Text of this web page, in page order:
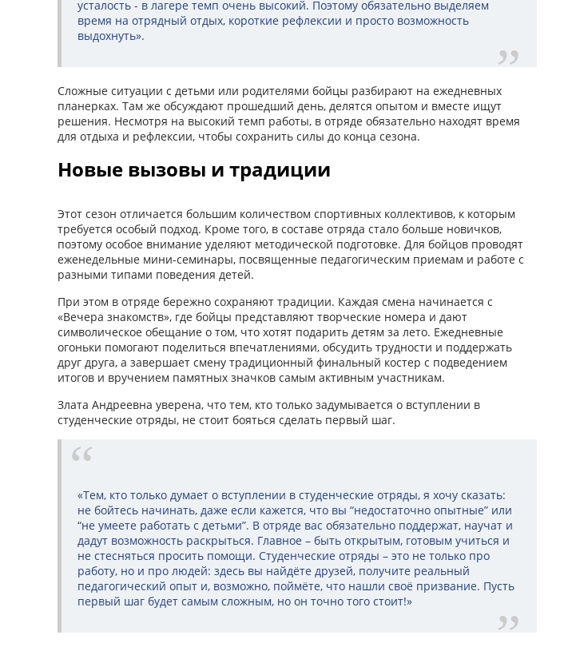
усталость - в лагере темп очень высокий. Поэтому обязательно выделяем
время на отрядный отдых, короткие рефлексии и просто возможность
выдохнуть».
Сложные ситуации с детьми или родителями бойцы разбирают на ежедневных
планерках. Там же обсуждают прошедший день, делятся опытом и вместе ищут
решения. Несмотря на высокий темп работы, в отряде обязательно находят время
для отдыха и рефлексии, чтобы сохранить силы до конца сезона.
Новые вызовы и традиции
Этот сезон отличается большим количеством спортивных коллективов, к которым
требуется особый подход. Кроме того, в составе отряда стало больше новичков,
поэтому особое внимание уделяют методической подготовке. Для бойцов проводят
еженедельные мини-семинары, посвященные педагогическим приемам и работе с
разными типами поведения детей.
При этом в отряде бережно сохраняют традиции. Каждая смена начинается с
«Вечера знакомств», где бойцы представляют творческие номера и дают
символическое обещание о том, что хотят подарить детям за лето. Ежедневные
огоньки помогают поделиться впечатлениями, обсудить трудности и поддержать
друг друга, а завершает смену традиционный финальный костер с подведением
итогов и вручением памятных значков самым активным участникам.
Злата Андреевна уверена, что тем, кто только задумывается о вступлении в
студенческие отряды, не стоит бояться сделать первый шаг.
«Тем, кто только думает о вступлении в студенческие отряды, я хочу сказать:
не бойтесь начинать, даже если кажется, что вы “недостаточно опытные” или
“не умеете работать с детьми”. В отряде вас обязательно поддержат, научат и
дадут возможность раскрыться. Главное – быть открытым, готовым учиться и
не стесняться просить помощи. Студенческие отряды – это не только про
работу, но и про людей: здесь вы найдёте друзей, получите реальный
педагогический опыт и, возможно, поймёте, что нашли своё призвание. Пусть
первый шаг будет самым сложным, но он точно того стоит!»